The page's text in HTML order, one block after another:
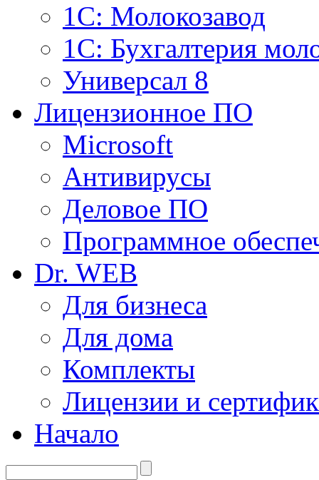
1C: Молокозавод
1С: Бухгалтерия
Универсал 8
Лицензионное ПО
Microsoft
Антивирусы
Деловое ПО
Программное
Dr. WEB
Для бизнеса
Для дома
Комплекты
Лицензии и
Начало